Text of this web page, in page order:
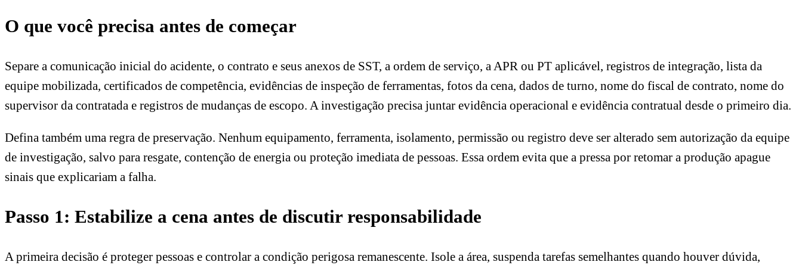
O que você precisa antes de começar
Separe a comunicação inicial do acidente, o contrato e seus anexos de SST, a ordem de serviço, a APR ou PT aplicável, registros de integração, lista da
equipe mobilizada, certificados de competência, evidências de inspeção de ferramentas, fotos da cena, dados de turno, nome do fiscal de contrato, nome do
supervisor da contratada e registros de mudanças de escopo. A investigação precisa juntar evidência operacional e evidência contratual desde o primeiro dia.
Defina também uma regra de preservação. Nenhum equipamento, ferramenta, isolamento, permissão ou registro deve ser alterado sem autorização da equipe
de investigação, salvo para resgate, contenção de energia ou proteção imediata de pessoas. Essa ordem evita que a pressa por retomar a produção apague
sinais que explicariam a falha.
Passo 1: Estabilize a cena antes de discutir responsabilidade
A primeira decisão é proteger pessoas e controlar a condição perigosa remanescente. Isole a área, suspenda tarefas semelhantes quando houver dúvida,